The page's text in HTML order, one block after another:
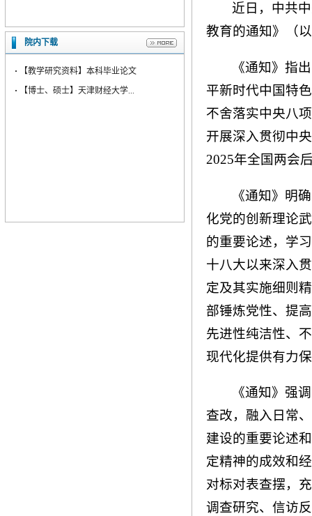
院内下载
·
【教学研究资料】本科毕业论文
·
【博士、硕士】天津财经大学...
近日，中共
教育的通知》（
《通知》指
平新时代中国特
不舍落实中央八
开展深入贯彻中
2025年全国两会
《通知》明
化党的创新理论
的重要论述，学
十八大以来深入
定及其实施细则
部锤炼党性、提
先进性纯洁性、
现代化提供有力
《通知》强
查改，融入日常
建设的重要论述
定精神的成效和
对标对表查摆，
调查研究、信访